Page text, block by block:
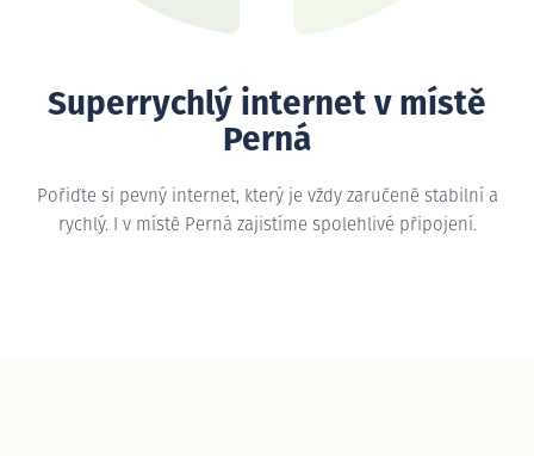
Superrychlý internet v místě
Perná
Pořiďte si pevný internet, který je vždy zaručeně stabilní a
rychlý. I v místě Perná zajistíme spolehlivé připojení.